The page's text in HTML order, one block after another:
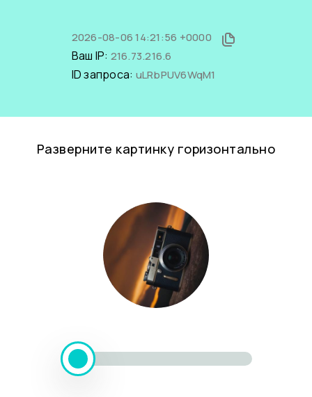
2026-08-06 14:21:56 +0000
Ваш IP: 216.73.216.6
ID запроса: uLRbPUV6WqM1
Разверните картинку горизонтально